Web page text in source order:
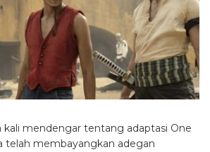
kali mendengar tentang adaptasi One
telah membayangkan adegan